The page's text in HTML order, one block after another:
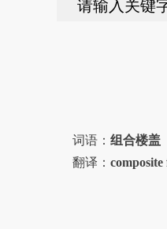
请输入关键
词语： 组合楼盖
翻译： composite